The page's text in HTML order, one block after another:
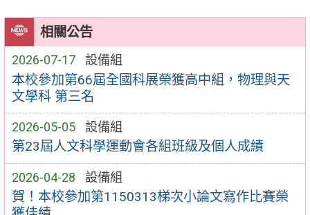
相關公告
2026-07-17 設備組
本校參加第66屆全國科展榮獲高中組，物理與天
文學科 第三名
2026-05-05 設備組
第23屆人文科學運動會各組班級及個人成績
2026-04-28 設備組
賀！本校參加第1150313梯次小論文寫作比賽榮